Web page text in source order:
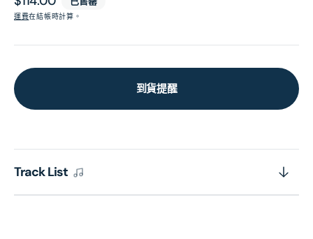
價
運費在結帳時計算。
到貨提醒
Track List